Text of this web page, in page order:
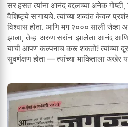
सर हसत त्यांना आनंद बद्दलच्या अनेक
वैशिष्ट्ये सांगायचे. त्यांच्या शब्दांत केवळ
विश्वास होता. आणि मग २००० साली जेव्हा
झाला, तेव्हा अरुण सरांना झालेला आनंद
याची आपण कल्पनाच करू शकतो! त्यांच्या
सुवर्णक्षण होता — त्यांच्या भाकिताला अखेर